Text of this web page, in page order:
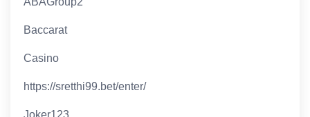
Baccarat
Casino
https://sretthi99.bet/enter/